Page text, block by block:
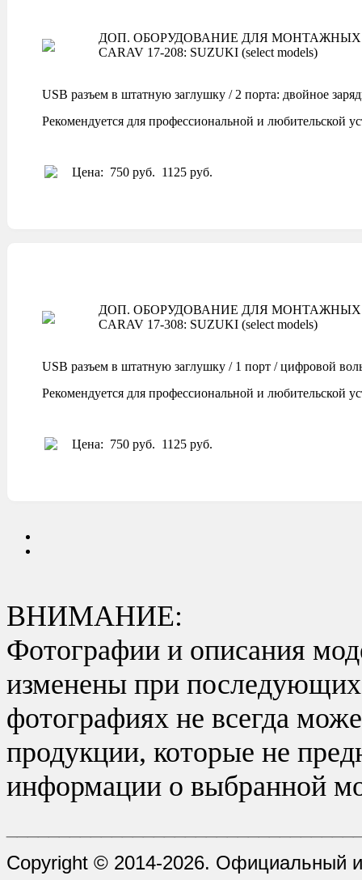
ДОП. ОБОРУДОВАНИЕ ДЛЯ МОНТАЖНЫХ
CARAV 17-208: SUZUKI (select models)
USB разъем в штатную заглушку / 2 порта: двойное
Рекомендуется для профессиональной и любительской
Цена: 750 руб. 1125 руб.
ДОП. ОБОРУДОВАНИЕ ДЛЯ МОНТАЖНЫХ
CARAV 17-308: SUZUKI (select models)
USB разъем в штатную заглушку / 1 порт / цифровой
Рекомендуется для профессиональной и любительской
Цена: 750 руб. 1125 руб.
ВНИМАНИЕ:
Фотографии и описания
изменены при последующих
фотографиях не всегда
продукции, которые не
информации о выбранной
Copyright © 2014-2026. Официальный